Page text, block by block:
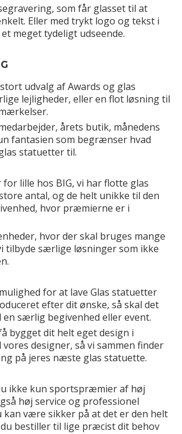
som får glasset til at
Eller med trykt logo og tekst i
meget tydeligt udseende.
udvalg af Awards og glas
lejligheder, eller en flot løsning til
årets butik, månedens
fantasien som begrænser hvad
statuetter til.
lille hos BIG, vi har flotte glas
antal, og de helt unikke til den
hvor præmierne er i
hvor der skal bruges mange
tilbyde særlige løsninger som ikke
for at lave Glas statuetter
efter dit ønske, så skal det
særlig begivenhed eller event.
bygget dit helt eget design i
vores designer, så vi sammen finder
på jeres næste glas statuette.
ikke kun sportspræmier af høj
høj service og professionel
kan være sikker på at det er den helt
bestiller til lige præcist dit behov